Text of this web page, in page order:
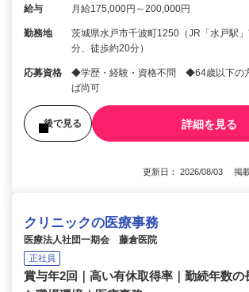
給与 月給175,000円～200,000円
勤務地
茨城県水戸市千波町1250（JR「水戸駅
分、徒歩約20分）
応募資格
◆学歴・経験・資格不問 ◆64歳以下
ば尚可
後で見る 詳細を見る
更新日： 2026/08/03 掲
クリニックの医療事務
医療法人社団一期会 藤倉医院
正社員
賞与年2回｜高い有休取得率｜勤続年数の